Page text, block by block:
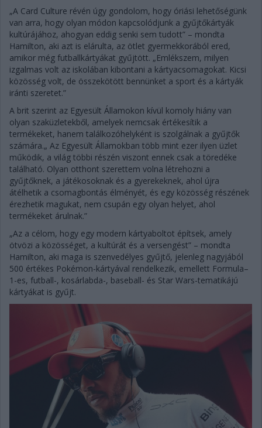
„A Card Culture révén úgy gondolom, hogy óriási lehetőségünk
van arra, hogy olyan módon kapcsolódjunk a gyűjtőkártyák
kultúrájához, ahogyan eddig senki sem tudott” – mondta
Hamilton, aki azt is elárulta, az ötlet gyermekkorából ered,
amikor még futballkártyákat gyűjtött. „Emlékszem, milyen
izgalmas volt az iskolában kibontani a kártyacsomagokat. Kicsi
közösség volt, de összekötött bennünket a sport és a kártyák
iránti szeretet.”
A brit szerint az Egyesült Államokon kívül komoly hiány van
olyan szaküzletekből, amelyek nemcsak értékesítik a
termékeket, hanem találkozóhelyként is szolgálnak a gyűjtők
számára.„ Az Egyesült Államokban több mint ezer ilyen üzlet
működik, a világ többi részén viszont ennek csak a töredéke
található. Olyan otthont szerettem volna létrehozni a
gyűjtőknek, a játékosoknak és a gyerekeknek, ahol újra
átélhetik a csomagbontás élményét, és egy közösség részének
érezhetik magukat, nem csupán egy olyan helyet, ahol
termékeket árulnak.”
„Az a célom, hogy egy modern kártyaboltot építsek, amely
ötvözi a közösséget, a kultúrát és a versengést” – mondta
Hamilton, aki maga is szenvedélyes gyűjtő, jelenleg nagyjából
500 értékes Pokémon-kártyával rendelkezik, emellett Formula–
1-es, futball-, kosárlabda-, baseball- és Star Wars-tematikájú
kártyákat is gyűjt.